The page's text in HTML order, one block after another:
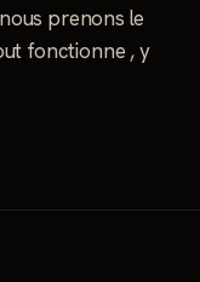
prenons le
fonctionne , y